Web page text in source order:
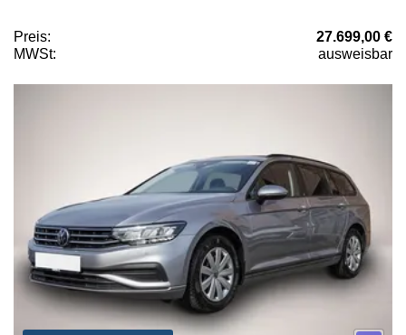
Preis:
27.699,00 €
MWSt:
ausweisbar